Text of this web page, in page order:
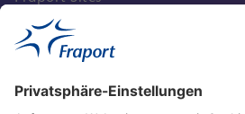
Aktuell